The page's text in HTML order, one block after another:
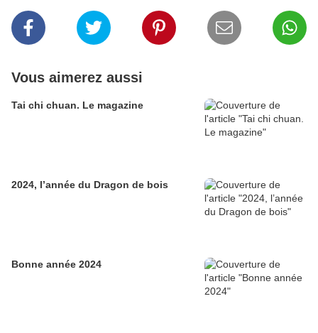
Vous aimerez aussi
Tai chi chuan. Le magazine
2024, l’année du Dragon de bois
Bonne année 2024